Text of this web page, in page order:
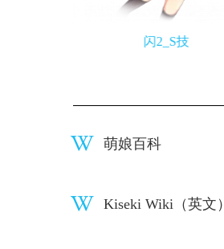
闪2_S技
萌娘百科
Kiseki Wiki（英文）